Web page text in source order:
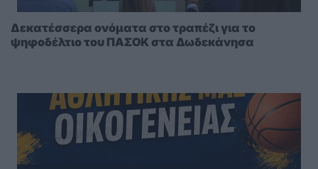
Δεκατέσσερα ονόματα στο τραπέζι για το
ψηφοδέλτιο του ΠΑΣΟΚ στα Δωδεκάνησα